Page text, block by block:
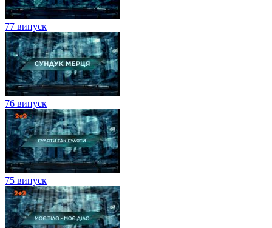
77 випуск
76 випуск
75 випуск